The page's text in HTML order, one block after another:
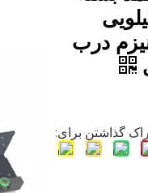
درب 80 کیلویی
درب
گذاشتن برای: